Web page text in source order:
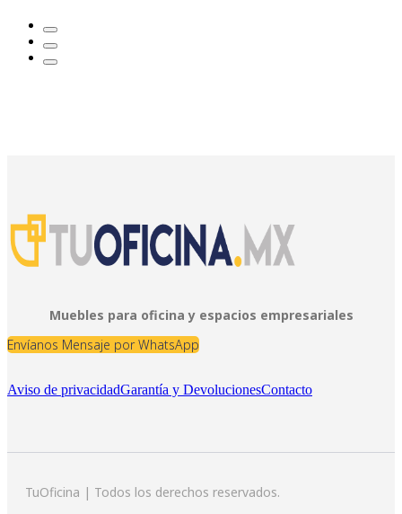
Muebles para oficina y espacios empresariales
Envíanos Mensaje por WhatsApp
Aviso de privacidadGarantía y DevolucionesContacto
TuOficina | Todos los derechos reservados.